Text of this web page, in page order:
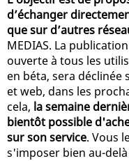
d’échanger
que sur d’autres
MEDIAS. La
ouverte à tous les
en béta, sera
et web, dans les
cela, la semaine
bientôt possible
sur son service. Vous
s'imposer bien au-